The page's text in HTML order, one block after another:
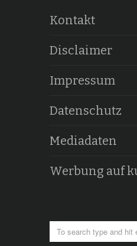
Kontakt
Disclaimer
Impressum
Datenschutz
Mediadaten
Werbung auf